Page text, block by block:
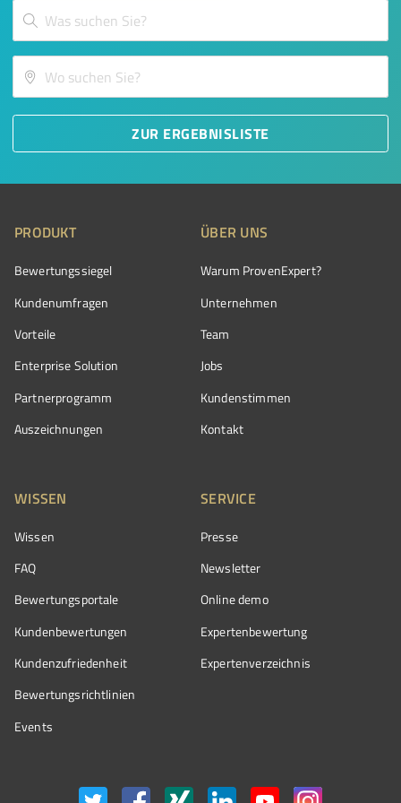
ZUR ERGEBNISLISTE
PRODUKT
Bewertungssiegel
Kundenumfragen
Vorteile
Enterprise Solution
Partnerprogramm
Auszeichnungen
ÜBER UNS
Warum ProvenExpert?
Unternehmen
Team
Jobs
Kundenstimmen
Kontakt
WISSEN
Wissen
FAQ
Bewertungsportale
Kundenbewertungen
Kundenzufriedenheit
Bewertungs­richtlinien
Events
SERVICE
Presse
Newsletter
Online demo
Expertenbewertung
Expertenverzeichnis